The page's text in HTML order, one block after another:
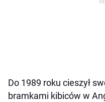
Do 1989 roku cieszył
bramkami kibiców w